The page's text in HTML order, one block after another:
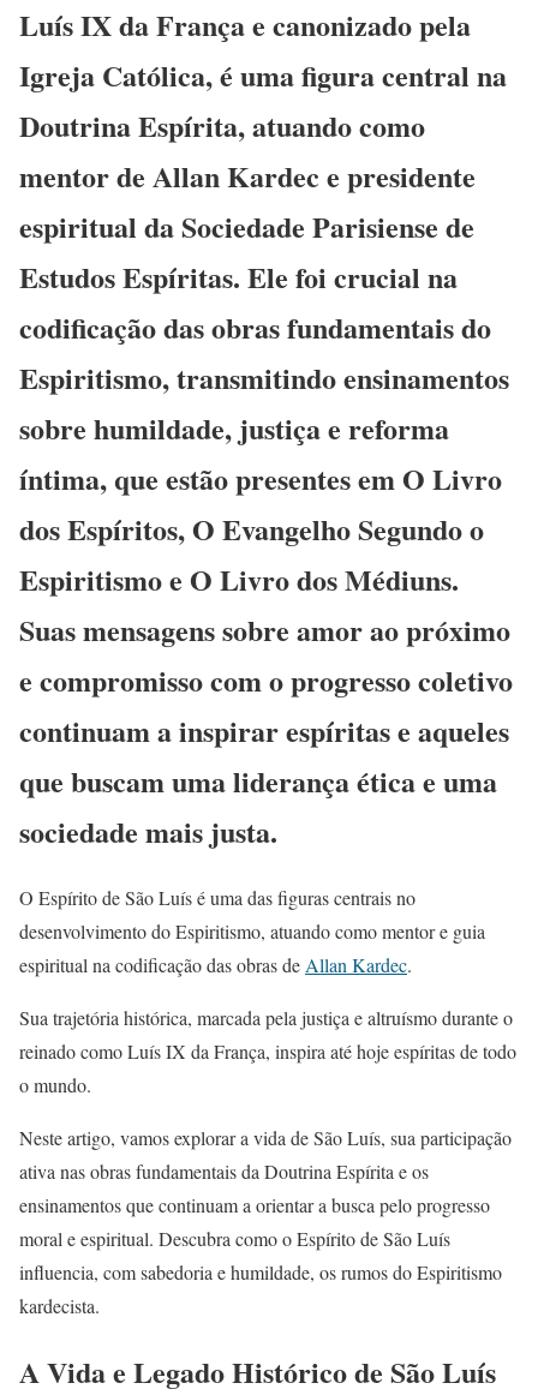
Luís IX da França e canonizado pela
Igreja Católica, é uma figura central na
Doutrina Espírita, atuando como
mentor de Allan Kardec e presidente
espiritual da Sociedade Parisiense de
Estudos Espíritas. Ele foi crucial na
codificação das obras fundamentais do
Espiritismo, transmitindo ensinamentos
sobre humildade, justiça e reforma
íntima, que estão presentes em O Livro
dos Espíritos, O Evangelho Segundo o
Espiritismo e O Livro dos Médiuns.
Suas mensagens sobre amor ao próximo
e compromisso com o progresso coletivo
continuam a inspirar espíritas e aqueles
que buscam uma liderança ética e uma
sociedade mais justa.
O Espírito de São Luís é uma das figuras centrais no
desenvolvimento do Espiritismo, atuando como mentor e guia
espiritual na codificação das obras deAllan Kardec.
Sua trajetória histórica, marcada pela justiça e altruísmo durante o
reinado como Luís IX da França, inspira até hoje espíritas de todo
o mundo.
Neste artigo, vamos explorar a vida de São Luís, sua participação
ativa nas obras fundamentais da Doutrina Espírita e os
ensinamentos que continuam a orientar a busca pelo progresso
moral e espiritual. Descubra como o Espírito de São Luís
influencia, com sabedoria e humildade, os rumos do Espiritismo
kardecista.
A Vida e Legado Histórico de São Luís